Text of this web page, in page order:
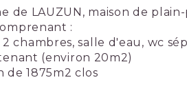
de LAUZUN, maison de
:
chambres, salle d'eau, wc
(environ 20m2)
de 1875m2 clos